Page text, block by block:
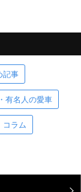
記事
有名人の愛車
コラム